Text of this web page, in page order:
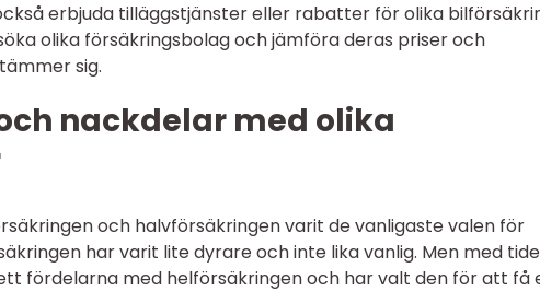
erbjuda tilläggstjänster eller rabatter för olika
olika försäkringsbolag och jämföra deras priser och
sig.
nackdelar med olika
och halvförsäkringen varit de vanligaste valen för
har varit lite dyrare och inte lika vanlig. Men med
fördelarna med helförsäkringen och har valt den för att få